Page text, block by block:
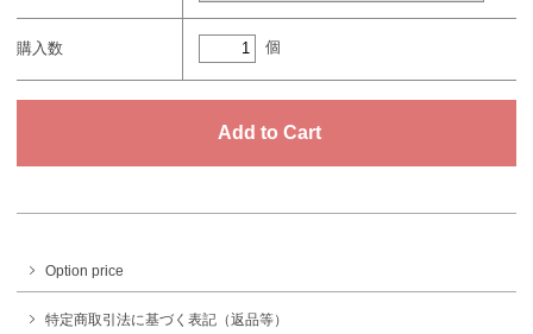
購入数 個
Option price
特定商取引法に基づく表記（返品等）